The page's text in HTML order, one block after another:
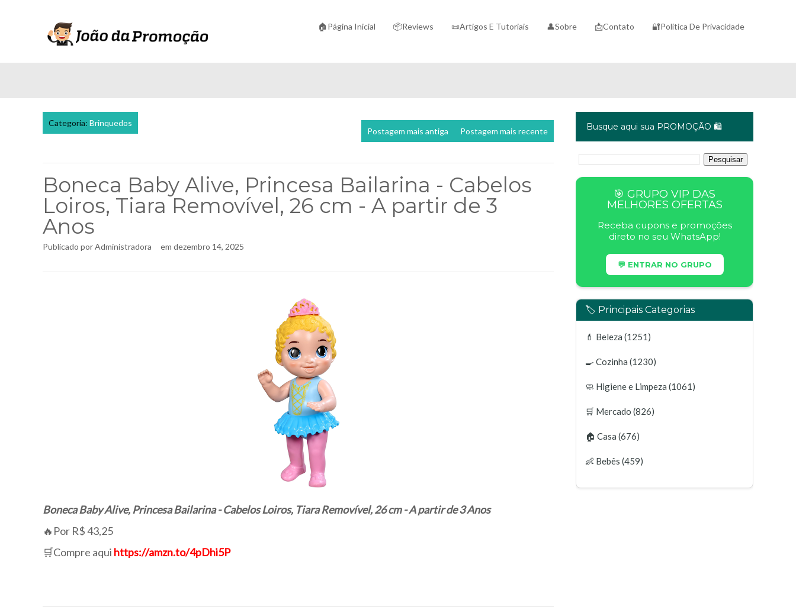
🏠Página Inicial 📦Reviews 📜Artigos E Tutoriais 👤Sobre 📩Contato 🔐Política De Privacidade
Categoria: Brinquedos
Postagem mais recente
Postagem mais antiga
Boneca Baby Alive, Princesa Bailarina - Cabelos
Loiros, Tiara Removível, 26 cm - A partir de 3
Anos
Publicado porAdministradora em dezembro 14, 2025
Boneca Baby Alive, Princesa Bailarina - Cabelos Loiros, Tiara Removível, 26 cm - A partir de 3 Anos
🔥Por R$ 43,25
🛒Compre aqui https://amzn.to/4pDhi5P
Busque aqui sua PROMOÇÃO 🛍️
🎯 GRUPO VIP DAS
MELHORES OFERTAS
Receba cupons e promoções
direto no seu WhatsApp!
💬 ENTRAR NO GRUPO
🏷️ Principais Categorias
💄 Beleza (1251)
🍳 Cozinha (1230)
🧼 Higiene e Limpeza (1061)
🛒 Mercado (826)
🏠 Casa (676)
👶 Bebês (459)